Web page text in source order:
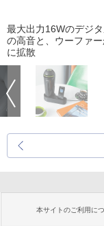
最大出力16Wのデジ
の高音と、ウーファ
に拡散
本サイトのご利用に